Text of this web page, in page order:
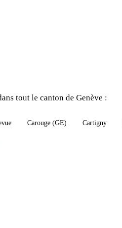
tout le canton de Genève :
Carouge (GE) Cartigny